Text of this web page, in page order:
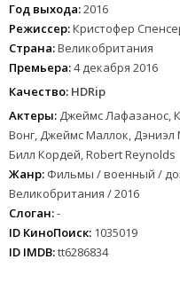
Год выхода:2016
Режиссер:Кристофер
Страна:Великобритания
Премьера:4 декабря 2016
Качество: HDRip
Актеры: Джеймс Лафазанос,
Вонг, Джеймс Маллок,
Билл Кордей, Robert Reynolds
Жанр: Фильмы / военный /
Великобритания / 2016
Слоган:-
ID КиноПоиск: 1035019
ID IMDB:tt6286834